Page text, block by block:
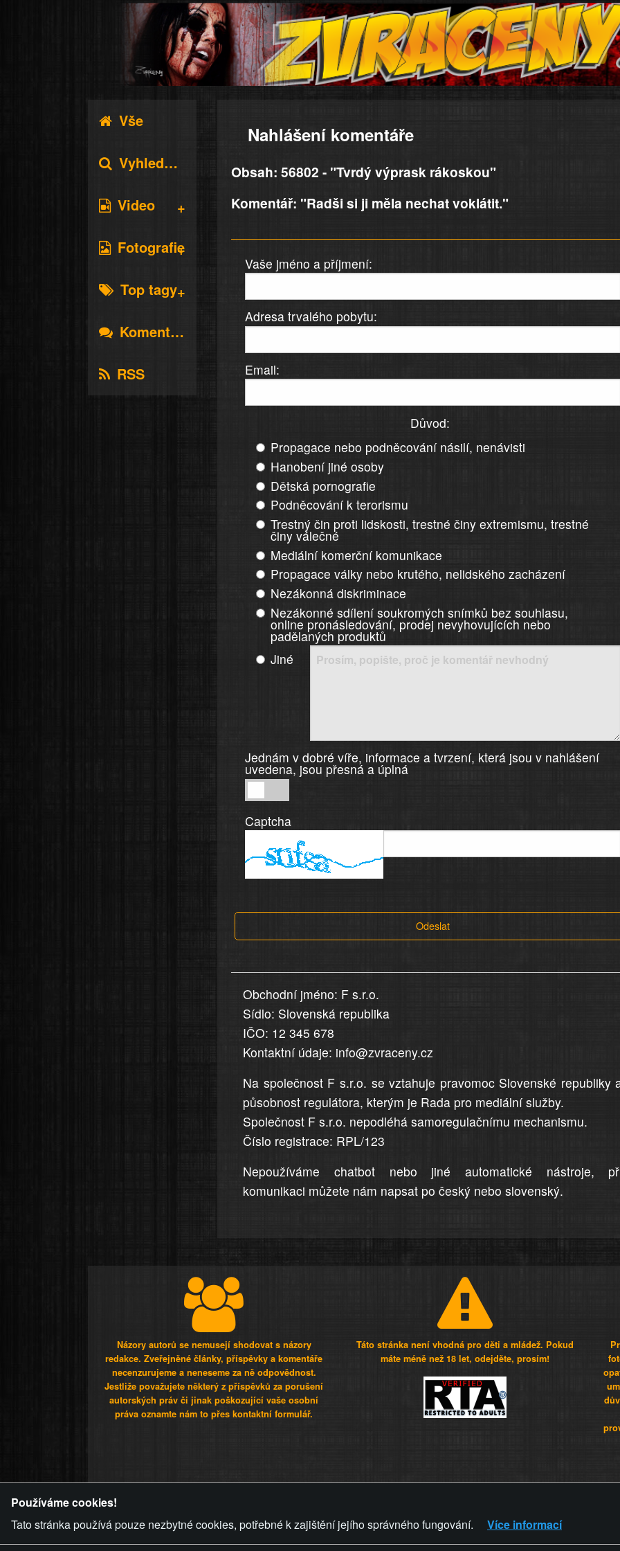
Vše
Vyhledávání
Video
Fotografie
Top tagy
Komentáře
RSS
Nahlášení komentáře
Obsah: 56802 - "Tvrdý výprask rákoskou"
Komentář: "Radši si ji měla nechat voklátit."
Vaše jméno a příjmení:
Adresa trvalého pobytu:
Email:
Důvod:
Propagace nebo podněcování násilí, nenávisti
Hanobení jiné osoby
Dětská pornografie
Podněcování k terorismu
Trestný čin proti lidskosti, trestné činy extremismu, trestné
činy válečné
Mediální komerční komunikace
Propagace války nebo krutého, nelidského zacházení
Nezákonná diskriminace
Nezákonné sdílení soukromých snímků bez souhlasu,
online pronásledování, prodej nevyhovujících nebo
padělaných produktů
Jiné
Jednám v dobré víře, informace a tvrzení, která jsou v nahlášení
uvedena, jsou přesná a úplná
v
dobré
informace
v
uvedena,
jsou
přesná
a
úplná
Captcha
Odeslat
Obchodní jméno: F s.r.o.
Sídlo: Slovenská republika
IČO: 12 345 678
Kontaktní údaje: info@zvraceny.cz
Na společnost F s.r.o. se vztahuje pravomoc Slovenské republiky
působnost regulátora, kterým je Rada pro mediální služby.
Společnost F s.r.o. nepodléhá samoregulačnímu mechanismu.
Číslo registrace: RPL/123
Nepoužíváme chatbot nebo jiné automatické nástroje,
komunikaci můžete nám napsat po český nebo slovenský.
Názory autorů se nemusejí shodovat s názory
redakce. Zveřejněné články, příspěvky a komentáře
necenzurujeme a neneseme za ně odpovědnost.
Jestliže považujete některý z příspěvků za porušení
autorských práv či jinak poškozující vaše osobní
práva oznamte nám to přes kontaktní formulář.
Táto stránka není vhodná pro děti a mládež. Pokud
máte méně než 18 let, odejděte, prosím!
ZVRÁCENÝ.CZ PRAVIDLA A
Používáme cookies!
Tato stránka používá pouze nezbytné cookies, potřebné k zajištění jejího správného fungování.
Více informací